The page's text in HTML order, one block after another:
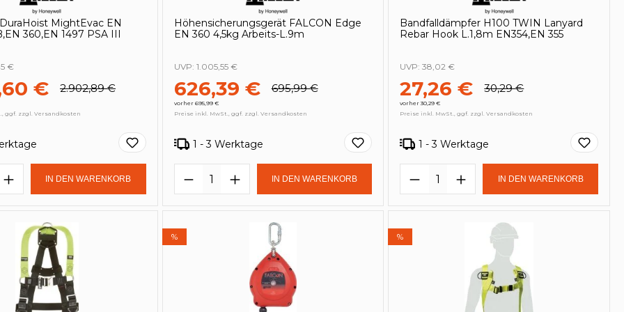
MightEvac EN
360,EN 1497 PSA III
€ 2.902,89 €
€
ggf. zzgl. Versandkosten
Anzahl: Gib den gewünschten Wert ein oder benutze die Schaltflächen
IN DEN WARENKORB
Höhensicherungsgerät FALCON Edge
EN 360 4,5kg Arbeits-L.9m
626,39 € 695,99 €
vorher 695,99 €
UVP: 1.005,55 €
Preise inkl. MwSt., ggf. zzgl. Versandkosten
1 - 3 Werktage
Produkt Anzahl: Gib den gewünschten Wert ein
IN DEN WARENKORB
Bandfalldämpfer H100 TWIN Lanyard
Rebar Hook L.1,8m EN354,EN 355
27,26 € 30,29 €
vorher 30,29 €
UVP:38,02 €
Preise inkl. MwSt., ggf. zzgl. Versandkosten
1 - 3 Werktage
Produkt Anzahl: Gib den
IN DEN WARENKORB
% %